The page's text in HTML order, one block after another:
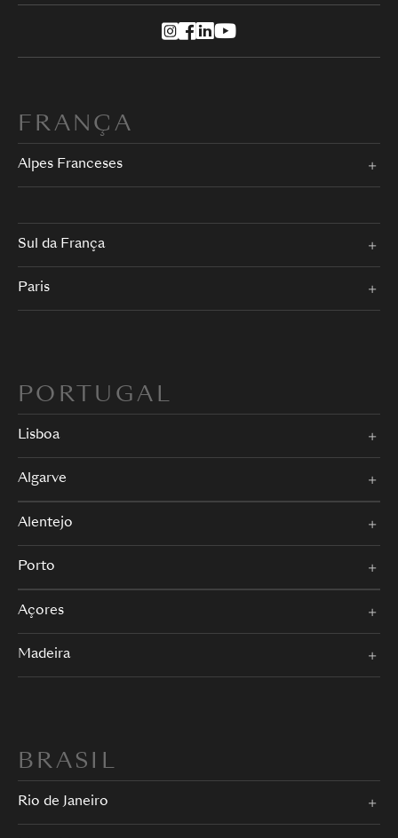
FRANÇA
Alpes Franceses
Sul da França
Paris
PORTUGAL
Lisboa
Algarve
Alentejo
Porto
Açores
Madeira
BRASIL
Rio de Janeiro